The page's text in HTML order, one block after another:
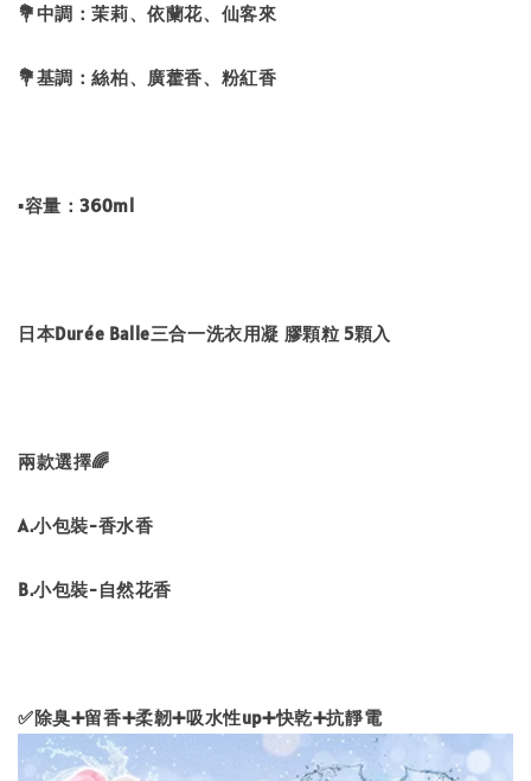
💐中調：茉莉、依蘭花、仙客來
💐基調：絲柏、廣藿香、粉紅香
▪容量：360ml
日本Durée Balle三合一洗衣用凝 膠顆粒 5顆入
兩款選擇🌈
A.小包裝-香水香
B.小包裝-自然花香
✅除臭➕留香➕柔韌➕吸水性up➕快乾➕抗靜電